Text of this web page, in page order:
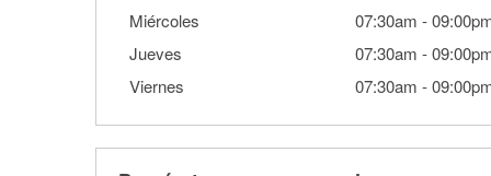
Miércoles
07:30am -
Jueves
07:30am -
Viernes
07:30am -